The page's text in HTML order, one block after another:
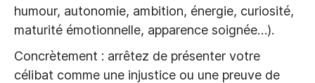
humour, autonomie, ambition, énergie, curiosité,
maturité émotionnelle, apparence soignée…).
Concrètement : arrêtez de présenter votre
célibat comme une injustice ou une preuve de